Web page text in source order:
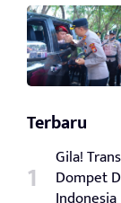
Terbaru
Gila!
Dompet